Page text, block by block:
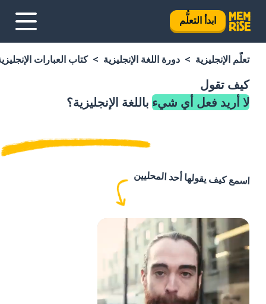
ابدأ التعلُّم
تعلَّم الإنجليزية دورة اللغة الإنجليزية كتاب العبارات
كيف تقول
لا أريد فعل أي شيء باللغة الإنجليزية؟
اسمع كيف يقولها أحد المحليين